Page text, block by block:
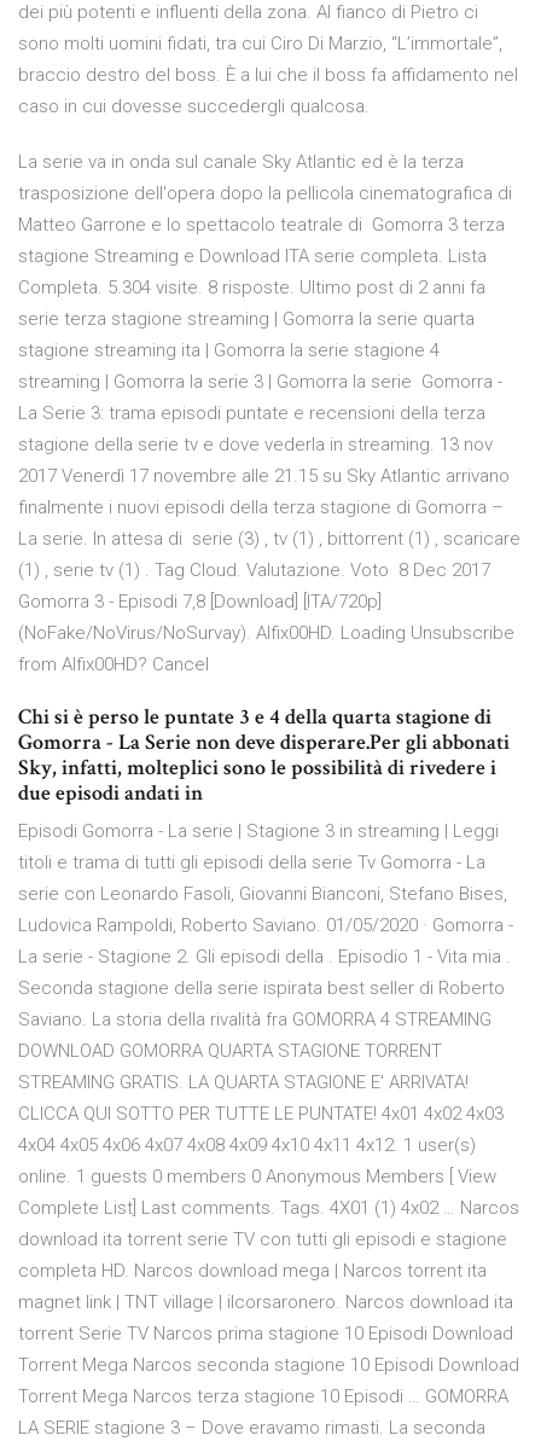
dei più potenti e influenti della zona. Al fianco di Pietro ci
sono molti uomini fidati, tra cui Ciro Di Marzio, “L’immortale”,
braccio destro del boss. È a lui che il boss fa affidamento nel
caso in cui dovesse succedergli qualcosa.
La serie va in onda sul canale Sky Atlantic ed è la terza
trasposizione dell'opera dopo la pellicola cinematografica di
Matteo Garrone e lo spettacolo teatrale di Gomorra 3 terza
stagione Streaming e Download ITA serie completa. Lista
Completa. 5.304 visite. 8 risposte. Ultimo post di 2 anni fa
serie terza stagione streaming | Gomorra la serie quarta
stagione streaming ita | Gomorra la serie stagione 4
streaming | Gomorra la serie 3 | Gomorra la serie Gomorra -
La Serie 3: trama episodi puntate e recensioni della terza
stagione della serie tv e dove vederla in streaming. 13 nov
2017 Venerdì 17 novembre alle 21.15 su Sky Atlantic arrivano
finalmente i nuovi episodi della terza stagione di Gomorra –
La serie. In attesa di serie (3) , tv (1) , bittorrent (1) , scaricare
(1) , serie tv (1) . Tag Cloud. Valutazione. Voto 8 Dec 2017
Gomorra 3 - Episodi 7,8 [Download] [ITA/720p]
(NoFake/NoVirus/NoSurvay). Alfix00HD. Loading Unsubscribe
from Alfix00HD? Cancel
Chi si è perso le puntate 3 e 4 della quarta stagione di
Gomorra - La Serie non deve disperare.Per gli abbonati
Sky, infatti, molteplici sono le possibilità di rivedere i
due episodi andati in
Episodi Gomorra - La serie | Stagione 3 in streaming | Leggi
titoli e trama di tutti gli episodi della serie Tv Gomorra - La
serie con Leonardo Fasoli, Giovanni Bianconi, Stefano Bises,
Ludovica Rampoldi, Roberto Saviano. 01/05/2020 · Gomorra -
La serie - Stagione 2. Gli episodi della . Episodio 1 - Vita mia .
Seconda stagione della serie ispirata best seller di Roberto
Saviano. La storia della rivalità fra GOMORRA 4 STREAMING
DOWNLOAD GOMORRA QUARTA STAGIONE TORRENT
STREAMING GRATIS. LA QUARTA STAGIONE E' ARRIVATA!
CLICCA QUI SOTTO PER TUTTE LE PUNTATE! 4x01 4x02 4x03
4x04 4x05 4x06 4x07 4x08 4x09 4x10 4x11 4x12. 1 user(s)
online. 1 guests 0 members 0 Anonymous Members [ View
Complete List] Last comments. Tags. 4X01 (1) 4x02 … Narcos
download ita torrent serie TV con tutti gli episodi e stagione
completa HD. Narcos download mega | Narcos torrent ita
magnet link | TNT village | ilcorsaronero. Narcos download ita
torrent Serie TV Narcos prima stagione 10 Episodi Download
Torrent Mega Narcos seconda stagione 10 Episodi Download
Torrent Mega Narcos terza stagione 10 Episodi … GOMORRA
LA SERIE stagione 3 – Dove eravamo rimasti. La seconda